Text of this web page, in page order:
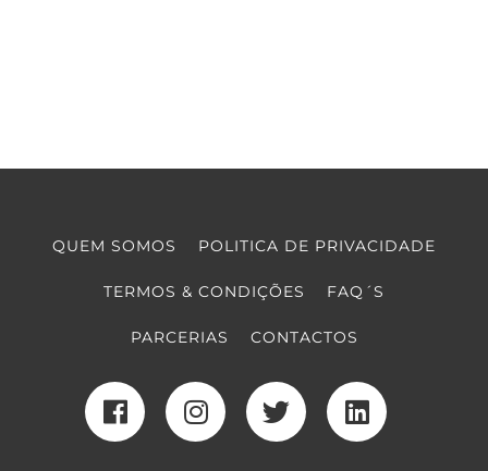
QUEM SOMOS POLITICA DE PRIVACIDADE
TERMOS & CONDIÇÕES FAQ´S
PARCERIAS CONTACTOS